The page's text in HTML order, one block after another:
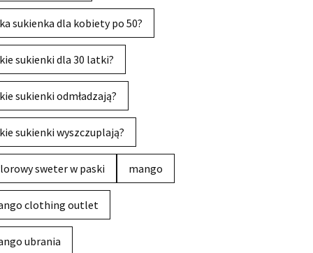
sukienka dla kobiety po 50?
sukienki dla 30 latki?
sukienki odmładzają?
sukienki wyszczuplają?
sweter w paski mango
clothing outlet
ubrania